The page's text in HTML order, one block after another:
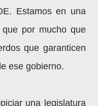
Estamos en una
por mucho que
que garanticen
ese gobierno.
una legislatura